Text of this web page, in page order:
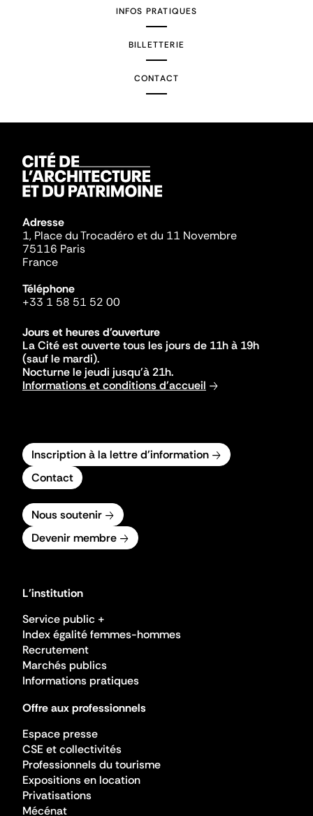
INFOS PRATIQUES
BILLETTERIE
CONTACT
Adresse
1, Place du Trocadéro et du 11 Novembre
75116 Paris
France
Téléphone
+33 1 58 51 52 00
Jours et heures d'ouverture
La Cité est ouverte tous les jours de 11h à 19h
(sauf le mardi).
Nocturne le jeudi jusqu'à 21h.
Informations et conditions d'accueil
Inscription à la lettre d'information
Contact
Nous soutenir
Devenir membre
L'institution
Service public +
Index égalité femmes-hommes
Recrutement
Marchés publics
Informations pratiques
Offre aux professionnels
Espace presse
CSE et collectivités
Professionnels du tourisme
Expositions en location
Privatisations
Mécénat